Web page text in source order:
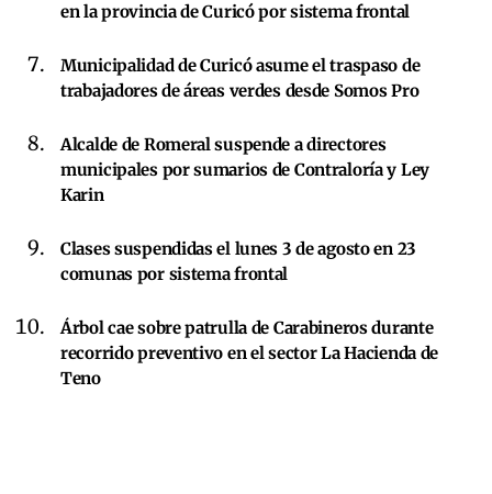
en la provincia de Curicó por sistema frontal
Municipalidad de Curicó asume el traspaso de
trabajadores de áreas verdes desde Somos Pro
Alcalde de Romeral suspende a directores
municipales por sumarios de Contraloría y Ley
Karin
Clases suspendidas el lunes 3 de agosto en 23
comunas por sistema frontal
Árbol cae sobre patrulla de Carabineros durante
recorrido preventivo en el sector La Hacienda de
Teno